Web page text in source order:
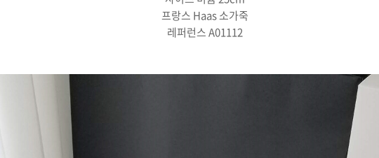
프랑스 Haas 소가죽
레퍼런스 A01112